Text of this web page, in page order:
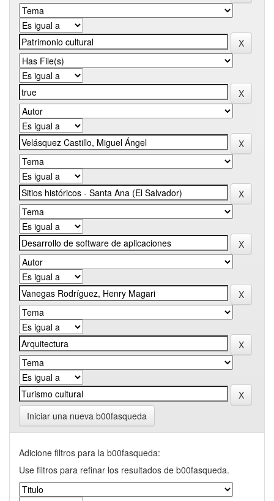
Iniciar una nueva b00fasqueda
Adicione filtros para la b00fasqueda:
Use filtros para refinar los resultados de b00fasqueda.